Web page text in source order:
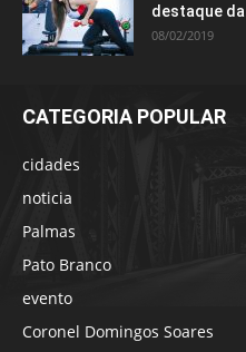
destaque
08/02/2019
CATEGORIA POPULAR
cidades
noticia
Palmas
Pato Branco
evento
Coronel Domingos Soares